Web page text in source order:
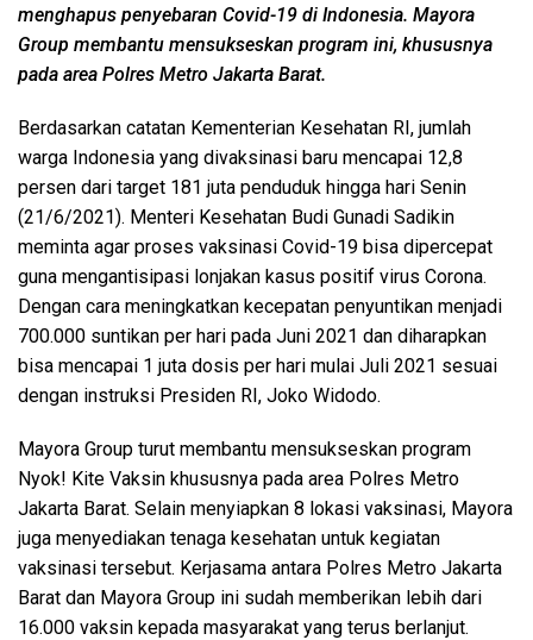
menghapus penyebaran Covid-19 di Indonesia. Mayora
Group membantu mensukseskan program ini, khususnya
pada area Polres Metro Jakarta Barat.
Berdasarkan catatan Kementerian Kesehatan RI, jumlah
warga Indonesia yang divaksinasi baru mencapai 12,8
persen dari target 181 juta penduduk hingga hari Senin
(21/6/2021). Menteri Kesehatan Budi Gunadi Sadikin
meminta agar proses vaksinasi Covid-19 bisa dipercepat
guna mengantisipasi lonjakan kasus positif virus Corona.
Dengan cara meningkatkan kecepatan penyuntikan menjadi
700.000 suntikan per hari pada Juni 2021 dan diharapkan
bisa mencapai 1 juta dosis per hari mulai Juli 2021 sesuai
dengan instruksi Presiden RI, Joko Widodo.
Mayora Group turut membantu mensukseskan program
Nyok! Kite Vaksin khususnya pada area Polres Metro
Jakarta Barat. Selain menyiapkan 8 lokasi vaksinasi, Mayora
juga menyediakan tenaga kesehatan untuk kegiatan
vaksinasi tersebut. Kerjasama antara Polres Metro Jakarta
Barat dan Mayora Group ini sudah memberikan lebih dari
16.000 vaksin kepada masyarakat yang terus berlanjut.